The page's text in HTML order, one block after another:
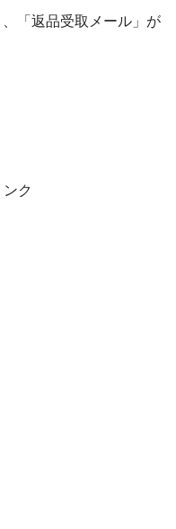
「返品受取メール」が
ク